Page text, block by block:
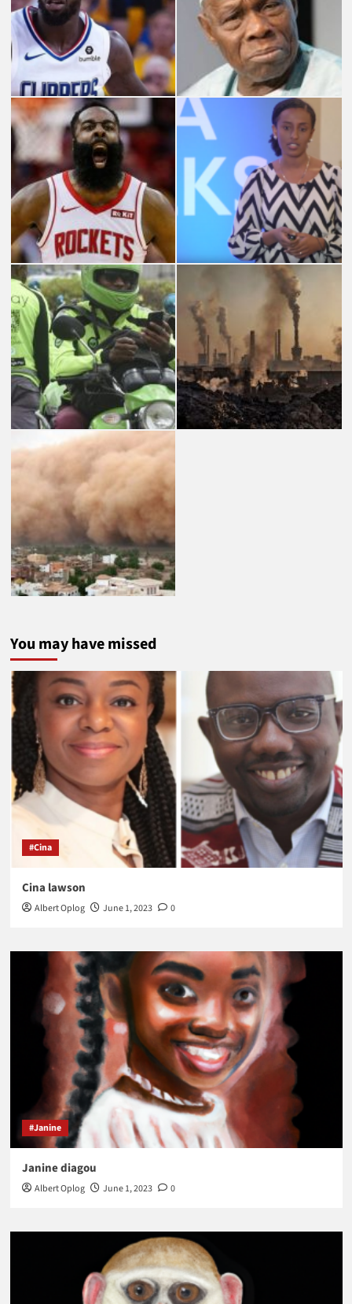
You may have missed
#Cina
Cina lawson
Albert Oplog June 1, 2023 0
#Janine
Janine diagou
Albert Oplog June 1, 2023 0